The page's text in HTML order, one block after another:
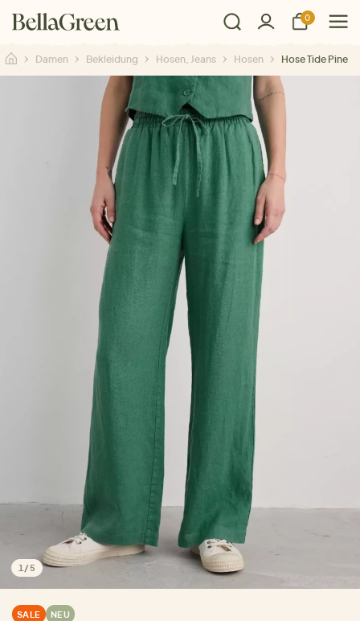
0
Damen Bekleidung Hosen, Jeans Hosen Hose Tide Pine
1 /5
SALE NEU